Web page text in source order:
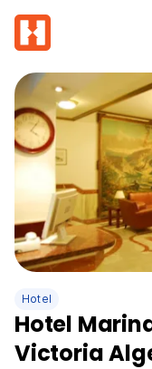
Hotel
Hotel
Victoria